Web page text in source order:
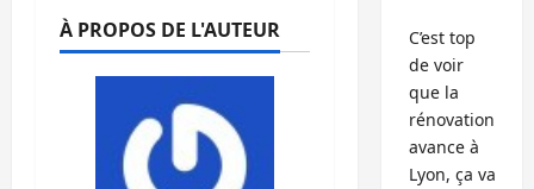
À PROPOS DE L'AUTEUR
C’est top
de voir
que la
rénovation
avance à
Lyon, ça va